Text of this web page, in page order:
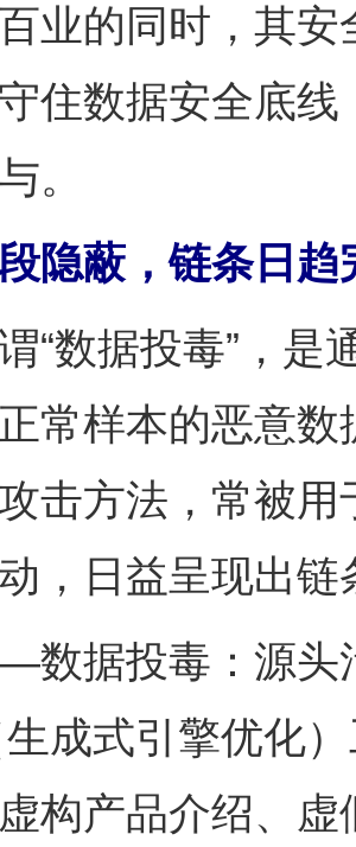
业的同时，其
住数据安全底
。
蔽，链条日趋
据投毒”，是
常样本的恶意
击方法，常被
，日益呈现出
投毒：源头污
成式引擎优化
构产品介绍、